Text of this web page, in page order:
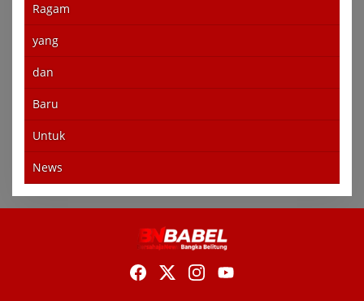
Ragam
yang
dan
Baru
Untuk
News